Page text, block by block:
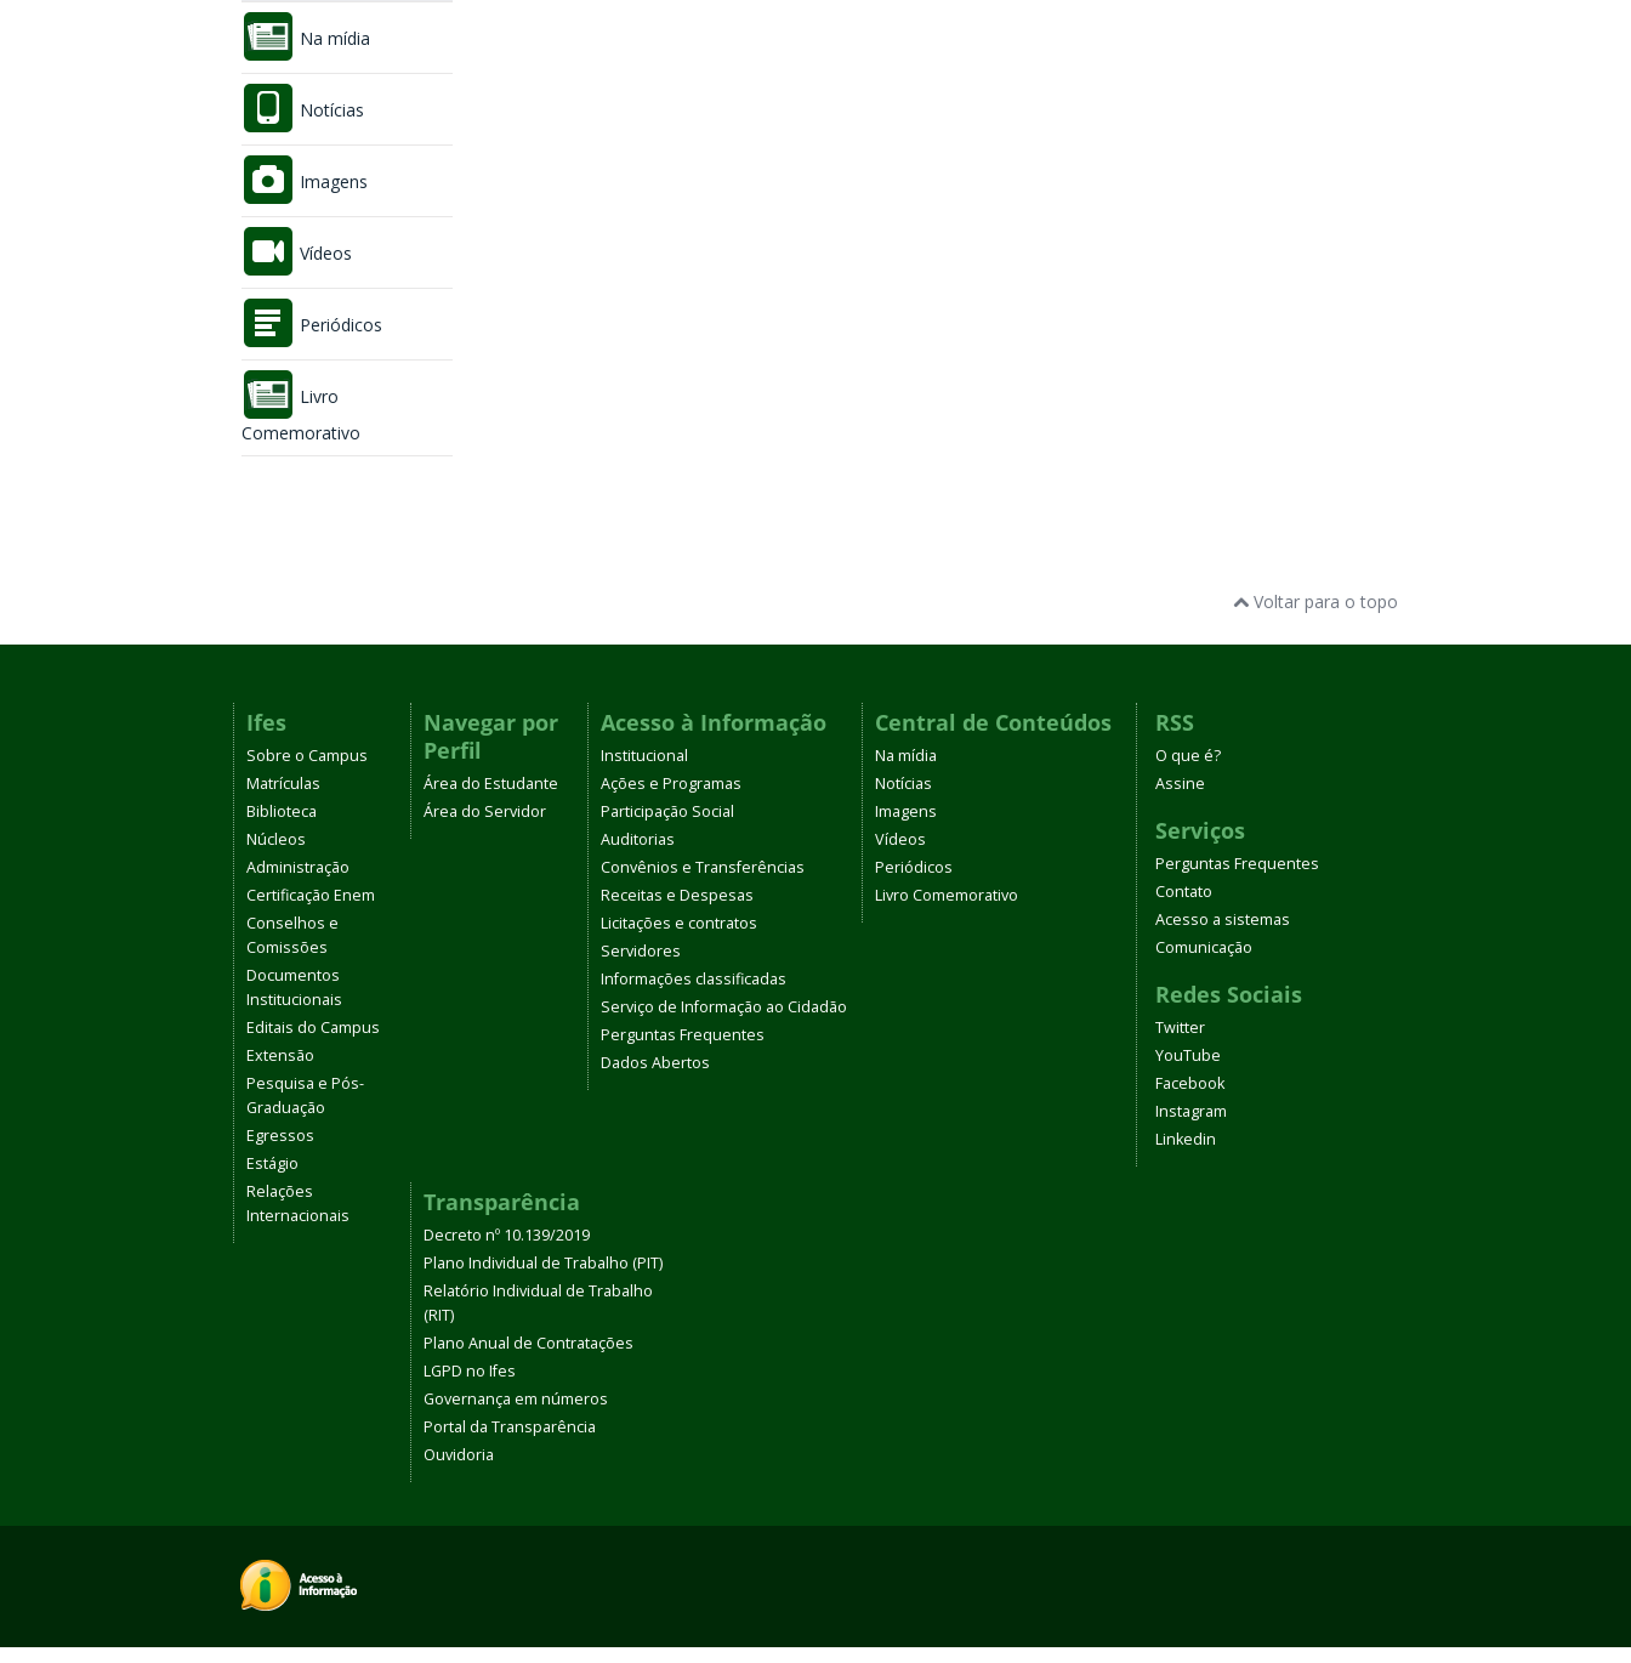
Na mídia
Notícias
Imagens
Vídeos
Periódicos
Livro
Comemorativo
Voltar para o topo
Ifes
Sobre o Campus
Matrículas
Biblioteca
Núcleos
Administração
Certificação Enem
Conselhos e
Comissões
Documentos
Institucionais
Editais do Campus
Extensão
Pesquisa e Pós-
Graduação
Egressos
Estágio
Relações
Internacionais
Navegar por
Perfil
Área do Estudante
Área do Servidor
Acesso à Informação
Institucional
Ações e Programas
Participação Social
Auditorias
Convênios e Transferências
Receitas e Despesas
Licitações e contratos
Servidores
Informações classificadas
Serviço de Informação ao Cidadão
Perguntas Frequentes
Dados Abertos
Central de Conteúdos
Na mídia
Notícias
Imagens
Vídeos
Periódicos
Livro Comemorativo
RSS
O que é?
Assine
Serviços
Perguntas Frequentes
Contato
Acesso a sistemas
Comunicação
Redes Sociais
Twitter
YouTube
Facebook
Instagram
Linkedin
Transparência
Decreto nº 10.139/2019
Plano Individual de Trabalho (PIT)
Relatório Individual de Trabalho
(RIT)
Plano Anual de Contratações
LGPD no Ifes
Governança em números
Portal da Transparência
Ouvidoria